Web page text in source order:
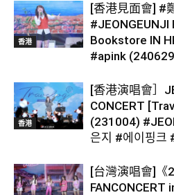
香港
[香港見面會] #
#JEONGEUNJI
Bookstore IN
#apink
香港
[香港演唱會］
CONCERT
(231004)
은지 #에이핑크
[台灣演唱會]《
FANCONCERT